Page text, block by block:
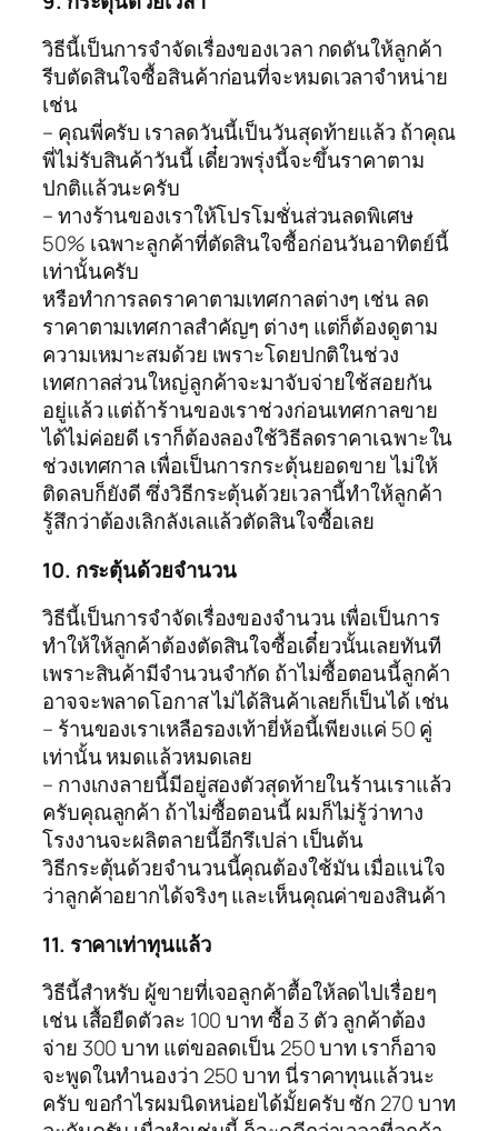
วิธีนี้เป็นการจำจัดเรื่องของเวลา กดดันให้ลูกค้า
รีบตัดสินใจซื้อสินค้าก่อนที่จะหมดเวลาจำหน่าย
เช่น
– คุณพี่ครับ เราลดวันนี้เป็นวันสุดท้ายแล้ว ถ้าคุณ
พี่ไม่รับสินค้าวันนี้ เดี๋ยวพรุ่งนี้จะขึ้นราคาตาม
ปกติแล้วนะครับ
– ทางร้านของเราให้โปรโมชั่นส่วนลดพิเศษ
50% เฉพาะลูกค้าที่ตัดสินใจซื้อก่อนวันอาทิตย์นี้
เท่านั้นครับ
หรือทำการลดราคาตามเทศกาลต่างๆ เช่น ลด
ราคาตามเทศกาลสำคัญๆ ต่างๆ แต่ก็ต้องดูตาม
ความเหมาะสมด้วย เพราะโดยปกติในช่วง
เทศกาลส่วนใหญ่ลูกค้าจะมาจับจ่ายใช้สอยกัน
อยู่แล้ว แต่ถ้าร้านของเราช่วงก่อนเทศกาลขาย
ได้ไม่ค่อยดี เราก็ต้องลองใช้วิธีลดราคาเฉพาะใน
ช่วงเทศกาล เพื่อเป็นการกระตุ้นยอดขาย ไม่ให้
ติดลบก็ยังดี ซึ่งวิธีกระตุ้นด้วยเวลานี้ทำให้ลูกค้า
รู้สึกว่าต้องเลิกลังเลแล้วตัดสินใจซื้อเลย
10. กระตุ้นด้วยจำนวน
วิธีนี้เป็นการจำจัดเรื่องของจำนวน เพื่อเป็นการ
ทำให้ให้ลูกค้าต้องตัดสินใจซื้อเดี๋ยวนั้นเลยทันที
เพราะสินค้ามีจำนวนจำกัด ถ้าไม่ซื้อตอนนี้ลูกค้า
อาจจะพลาดโอกาส ไม่ได้สินค้าเลยก็เป็นได้ เช่น
– ร้านของเราเหลือรองเท้ายี่ห้อนี้เพียงแค่ 50 คู่
เท่านั้น หมดแล้วหมดเลย
– กางเกงลายนี้มีอยู่สองตัวสุดท้ายในร้านเราแล้ว
ครับคุณลูกค้า ถ้าไม่ซื้อตอนนี้ ผมก็ไม่รู้ว่าทาง
โรงงานจะผลิตลายนี้อีกรึเปล่า เป็นต้น
วิธีกระตุ้นด้วยจำนวนนี้คุณต้องใช้มัน เมื่อแน่ใจ
ว่าลูกค้าอยากได้จริงๆ และเห็นคุณค่าของสินค้า
11. ราคาเท่าทุนแล้ว
วิธีนี้สำหรับ ผู้ขายที่เจอลูกค้าตื้อให้ลดไปเรื่อยๆ
เช่น เสื้อยืดตัวละ 100 บาท ซื้อ 3 ตัว ลูกค้าต้อง
จ่าย 300 บาท แต่ขอลดเป็น 250 บาท เราก็อาจ
จะพูดในทำนองว่า 250 บาท นี่ราคาทุนแล้วนะ
ครับ ขอกำไรผมนิดหน่อยได้มั้ยครับ ซัก 270 บาท